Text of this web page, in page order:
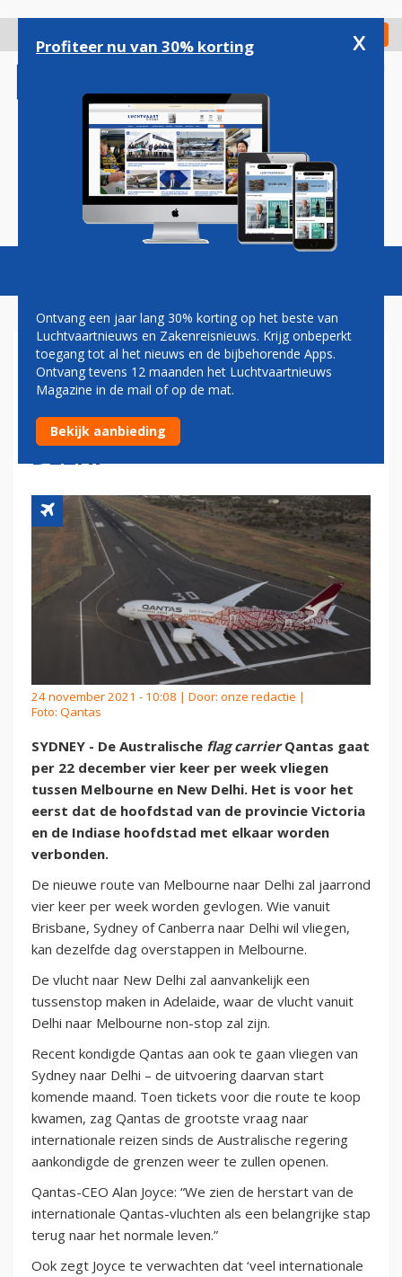
gaan
Check in
Magazine Podcasts Vacatures
QANTAS GAAT
RECHTSTREEKS VLIEGEN VAN
MELBOURNE NAAR NEW
DELHI
24 november 2021 - 10:08 | Door: onze redactie |
Foto: Qantas
SYDNEY - De Australische flag carrierQantas gaat
per 22 december vier keer per week vliegen
tussen Melbourne en New Delhi. Het is voor het
eerst dat de hoofdstad van de provincie Victoria
en de Indiase hoofdstad met elkaar worden
verbonden.
De nieuwe route van Melbourne naar Delhi zal jaarrond
vier keer per week worden gevlogen. Wie vanuit
Brisbane, Sydney of Canberra naar Delhi wil vliegen,
kan dezelfde dag overstappen in Melbourne.
De vlucht naar New Delhi zal aanvankelijk een
tussenstop maken in Adelaide, waar de vlucht vanuit
Delhi naar Melbourne non-stop zal zijn.
Recent kondigde Qantas aan ook te gaan vliegen van
Sydney naar Delhi – de uitvoering daarvan start
komende maand. Toen tickets voor die route te koop
kwamen, zag Qantas de grootste vraag naar
internationale reizen sinds de Australische regering
aankondigde de grenzen weer te zullen openen.
Qantas-CEO Alan Joyce: “We zien de herstart van de
internationale Qantas-vluchten als een belangrijke stap
terug naar het normale leven.”
Ook zegt Joyce te verwachten dat ‘veel internationale
Profiteer nu van 30% korting x
Ontvang een jaar lang 30% korting op het beste van
Luchtvaartnieuws en Zakenreisnieuws. Krijg onbeperkt
toegang tot al het nieuws en de bijbehorende Apps.
Ontvang tevens 12 maanden het Luchtvaartnieuws
Magazine in de mail of op de mat.
Bekijk aanbieding